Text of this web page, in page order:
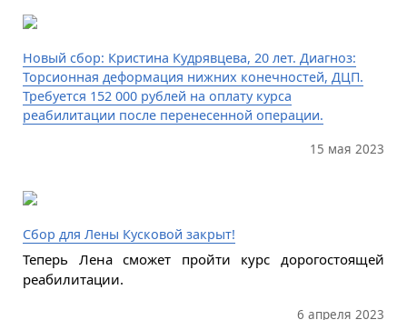
Новый сбор: Кристина Кудрявцева, 20 лет. Диагноз:
Торсионная деформация нижних конечностей, ДЦП.
Требуется 152 000 рублей на оплату курса
реабилитации после перенесенной операции.
15 мая 2023
Сбор для Лены Кусковой закрыт!
Теперь Лена сможет пройти курс дорогостоящей
реабилитации.
6 апреля 2023